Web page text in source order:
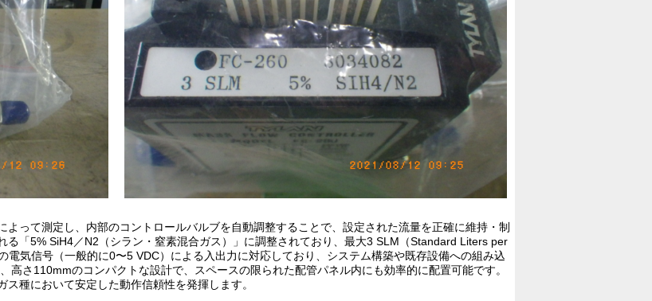
って測定し、内部のコントロールバルブを自動調整することで、設定された流量を正確に維持・制
「5% SiH4／N2（シラン・窒素混合ガス）」に調整されており、最大3 SLM（Standard Liters per
気信号（一般的に0〜5 VDC）による入出力に対応しており、システム構築や既存設備への組み込
さ110mmのコンパクトな設計で、スペースの限られた配管パネル内にも効率的に配置可能です。
種において安定した動作信頼性を発揮します。